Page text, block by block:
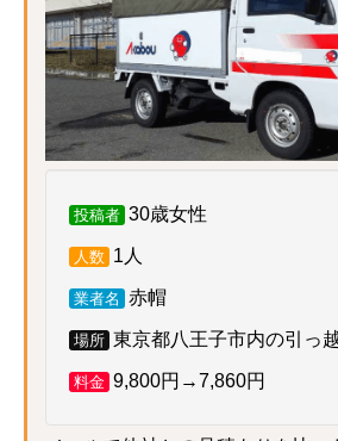
投稿者 30歳女性
人数 1人
業者名 赤帽
場所 東京都八王子市内の引っ
料金 9,800円→7,860円